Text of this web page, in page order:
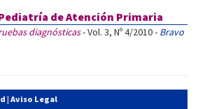
de Atención Primaria
diagnósticas- Vol. 3, Nº 4/2010 - Bravo
| Aviso Legal